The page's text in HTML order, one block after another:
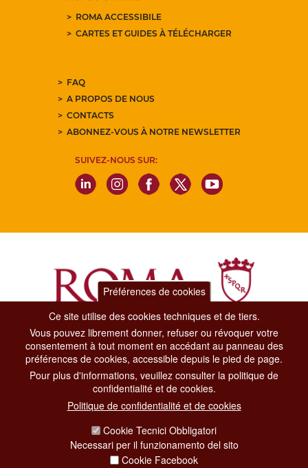
ROMA ACCESSIBILE
CARTES ET GUIDES À TÉLÉCHARGER
FAQ
A PROPOS DE NOUS
CONTACTS
ABONNEZ-VOUS À NOTRE NEWSLETTER
SUIVEZ-NOUS SUR:
Dipartimento Grandi Eventi, Sport, Turismo e Moda.
Via di San Basilio, 51
00187 Roma
CONTACT CENTER TEL. 06 06 08
CONTATTA LA REDAZIONE
Préférences de cookies
Ce site utilise des cookies techniques et de tiers.
Vous pouvez librement donner, refuser ou révoquer votre
consentement à tout moment en accédant au panneau des
préférences de cookies, accessible depuis le pied de page.
Pour plus d'informations, veuillez consulter la politique de
confidentialité et de cookies.
Politique de confidentialité et de cookies
Cookie Tecnici Obbligatori
Necessari per il funzionamento del sito
Cookie Facebook